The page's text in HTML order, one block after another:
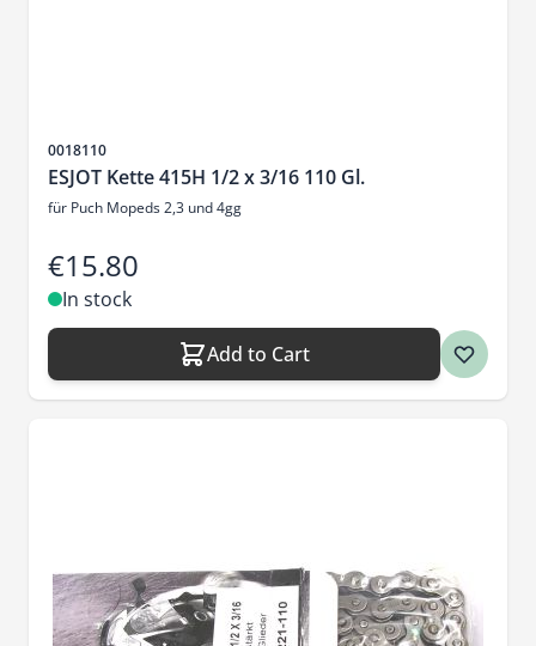
Sku
0018110
ESJOT Kette 415H 1/2 x 3/16 110 Gl.
für Puch Mopeds 2,3 und 4gg
€15.80
In stock
Add to Cart